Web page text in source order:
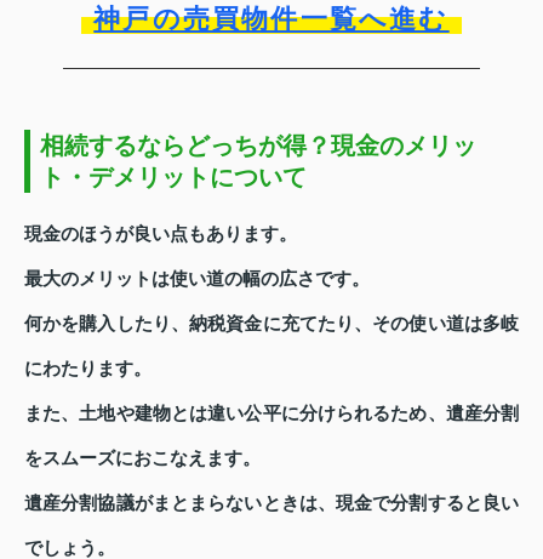
神戸の売買物件一覧へ進む
相続するならどっちが得？現金のメリッ
ト・デメリットについて
現金のほうが良い点もあります。
最大のメリットは使い道の幅の広さです。
何かを購入したり、納税資金に充てたり、その使い道は多岐
にわたります。
また、土地や建物とは違い公平に分けられるため、遺産分割
をスムーズにおこなえます。
遺産分割協議がまとまらないときは、現金で分割すると良い
でしょう。